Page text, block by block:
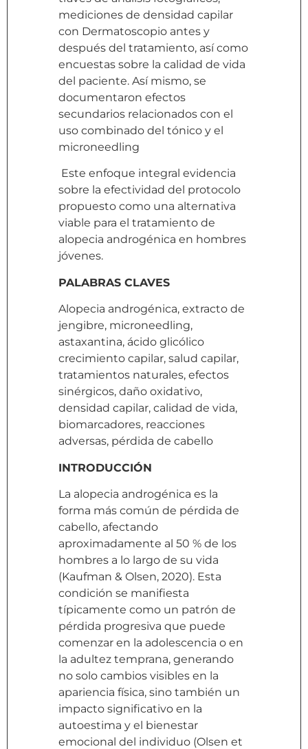
mediciones de densidad capilar
con Dermatoscopio antes y
después del tratamiento, así como
encuestas sobre la calidad de vida
del paciente. Así mismo, se
documentaron efectos
secundarios relacionados con el
uso combinado del tónico y el
microneedling
Este enfoque integral evidencia
sobre la efectividad del protocolo
propuesto como una alternativa
viable para el tratamiento de
alopecia androgénica en hombres
jóvenes.
PALABRAS CLAVES
Alopecia androgénica, extracto de
jengibre, microneedling,
astaxantina, ácido glicólico
crecimiento capilar, salud capilar,
tratamientos naturales, efectos
sinérgicos, daño oxidativo,
densidad capilar, calidad de vida,
biomarcadores, reacciones
adversas, pérdida de cabello
INTRODUCCIÓN
La alopecia androgénica es la
forma más común de pérdida de
cabello, afectando
aproximadamente al 50 % de los
hombres a lo largo de su vida
(Kaufman & Olsen, 2020). Esta
condición se manifiesta
típicamente como un patrón de
pérdida progresiva que puede
comenzar en la adolescencia o en
la adultez temprana, generando
no solo cambios visibles en la
apariencia física, sino también un
impacto significativo en la
autoestima y el bienestar
emocional del individuo (Olsen et